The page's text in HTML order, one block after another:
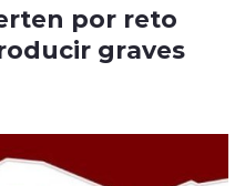
por reto
graves